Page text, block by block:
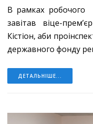
В рамках робочого
завітав віце-
Кістіон, аби
державного фонду
ДЕТАЛЬНІШЕ...